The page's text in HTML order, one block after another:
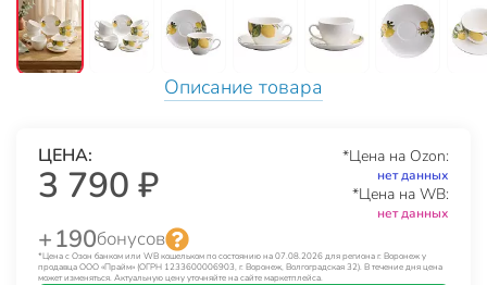
Описание товара
ЦЕНА:
3 790 ₽
*Цена на Ozon:
нет данных
*Цена на WB:
нет данных
+ 190бонусов
*Цена с Озон банком или WB кошельком по состоянию на 07.08.2026 для региона г. Воронеж у
продавца ООО «Прайм» (ОГРН 1233600006903, г. Воронеж, Волгоградская 32). В течение дня цена
может изменяться. Актуальную цену уточняйте на сайте маркетплейса.